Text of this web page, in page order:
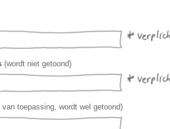
(wordt niet getoond)
van toepassing, wordt wel getoond)